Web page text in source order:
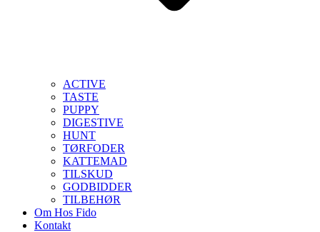
ACTIVE
TASTE
PUPPY
DIGESTIVE
HUNT
TØRFODER
KATTEMAD
TILSKUD
GODBIDDER
TILBEHØR
Om Hos Fido
Kontakt